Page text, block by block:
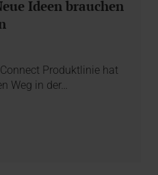
Ideen brauchen
Produktlinie hat
Weg in der…